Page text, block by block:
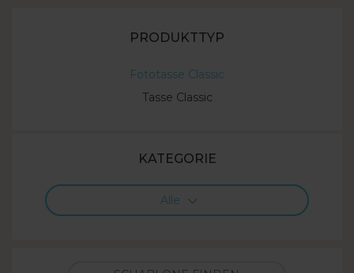
PRODUKTTYP
Fototasse Classic
Tasse Classic
KATEGORIE
Alle